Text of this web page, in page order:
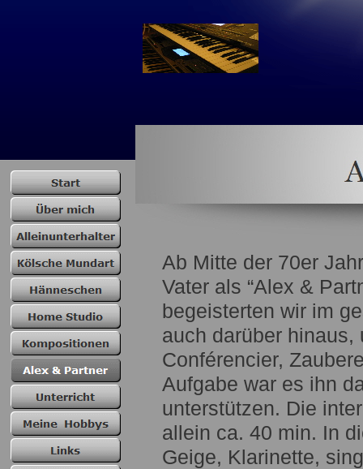
Ab Mitte der 70er
Vater als “Alex &
begeisterten wir im
auch darüber hinaus,
Conférencier,
Aufgabe war es ihn
unterstützen. Die
allein ca. 40 min. In
Geige, Klarinette,